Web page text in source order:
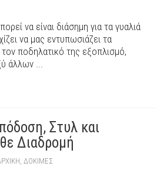
να είναι διάσημη για τα γυαλιά
να μας εντυπωσιάζει τα
τον ποδηλατικό της εξοπλισμό,
άλλων ...
Στυλ και
Διαδρομή
ΔΟΚΙΜΕΣ